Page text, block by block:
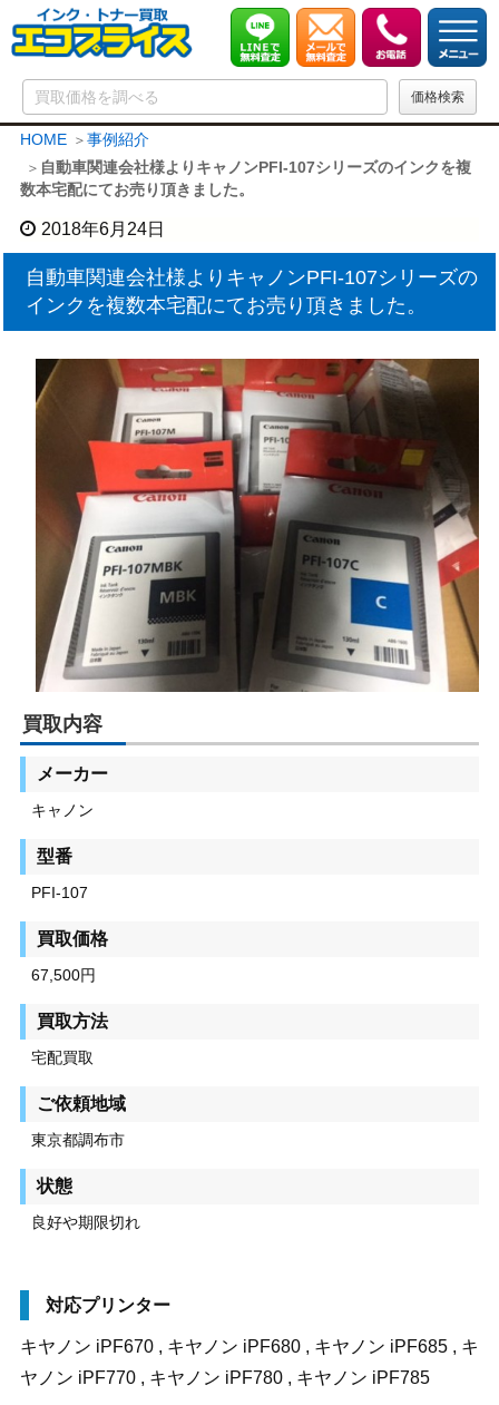
HOME
事例紹介
自動車関連会社様よりキャノンPFI-107シリーズのインクを複
数本宅配にてお売り頂きました。
2018年6月24日
自動車関連会社様よりキャノンPFI-107シリーズの
インクを複数本宅配にてお売り頂きました。
買取内容
メーカー
キャノン
型番
PFI-107
買取価格
67,500円
買取方法
宅配買取
ご依頼地域
東京都調布市
状態
良好や期限切れ
対応プリンター
キヤノン iPF670 , キヤノン iPF680 , キヤノン iPF685 , キ
ヤノン iPF770 , キヤノン iPF780 , キヤノン iPF785